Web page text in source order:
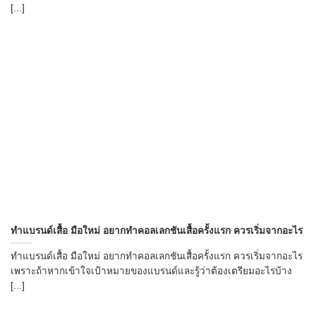
[...]
ทำแบรนด์เสื้อ มือใหม่ อยากทำคอลเลกชันเสื้อครั้งแรก ควรเริ่มจากอะไร
ทำแบรนด์เสื้อ มือใหม่ อยากทำคอลเลกชันเสื้อครั้งแรก ควรเริ่มจากอะไร
เพราะถ้าหากเข้าใจเป้าหมายของแบรนด์และรู้ว่าต้องเตรียมอะไรบ้าง
[...]